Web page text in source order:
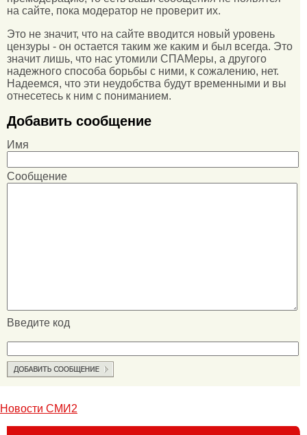
на сайте, пока модератор не проверит их.
Это не значит, что на сайте вводится новый уровень
цензуры - он остается таким же каким и был всегда. Это
значит лишь, что нас утомили СПАМеры, а другого
надежного способа борьбы с ними, к сожалению, нет.
Надеемся, что эти неудобства будут временными и вы
отнесетесь к ним с пониманием.
Добавить сообщение
Имя
Сообщение
Введите код
Новости СМИ2